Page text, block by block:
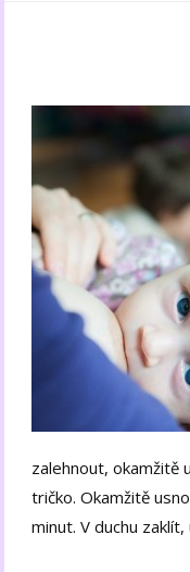
zalehnout, okamžitě
tričko. Okamžitě
minut. V duchu